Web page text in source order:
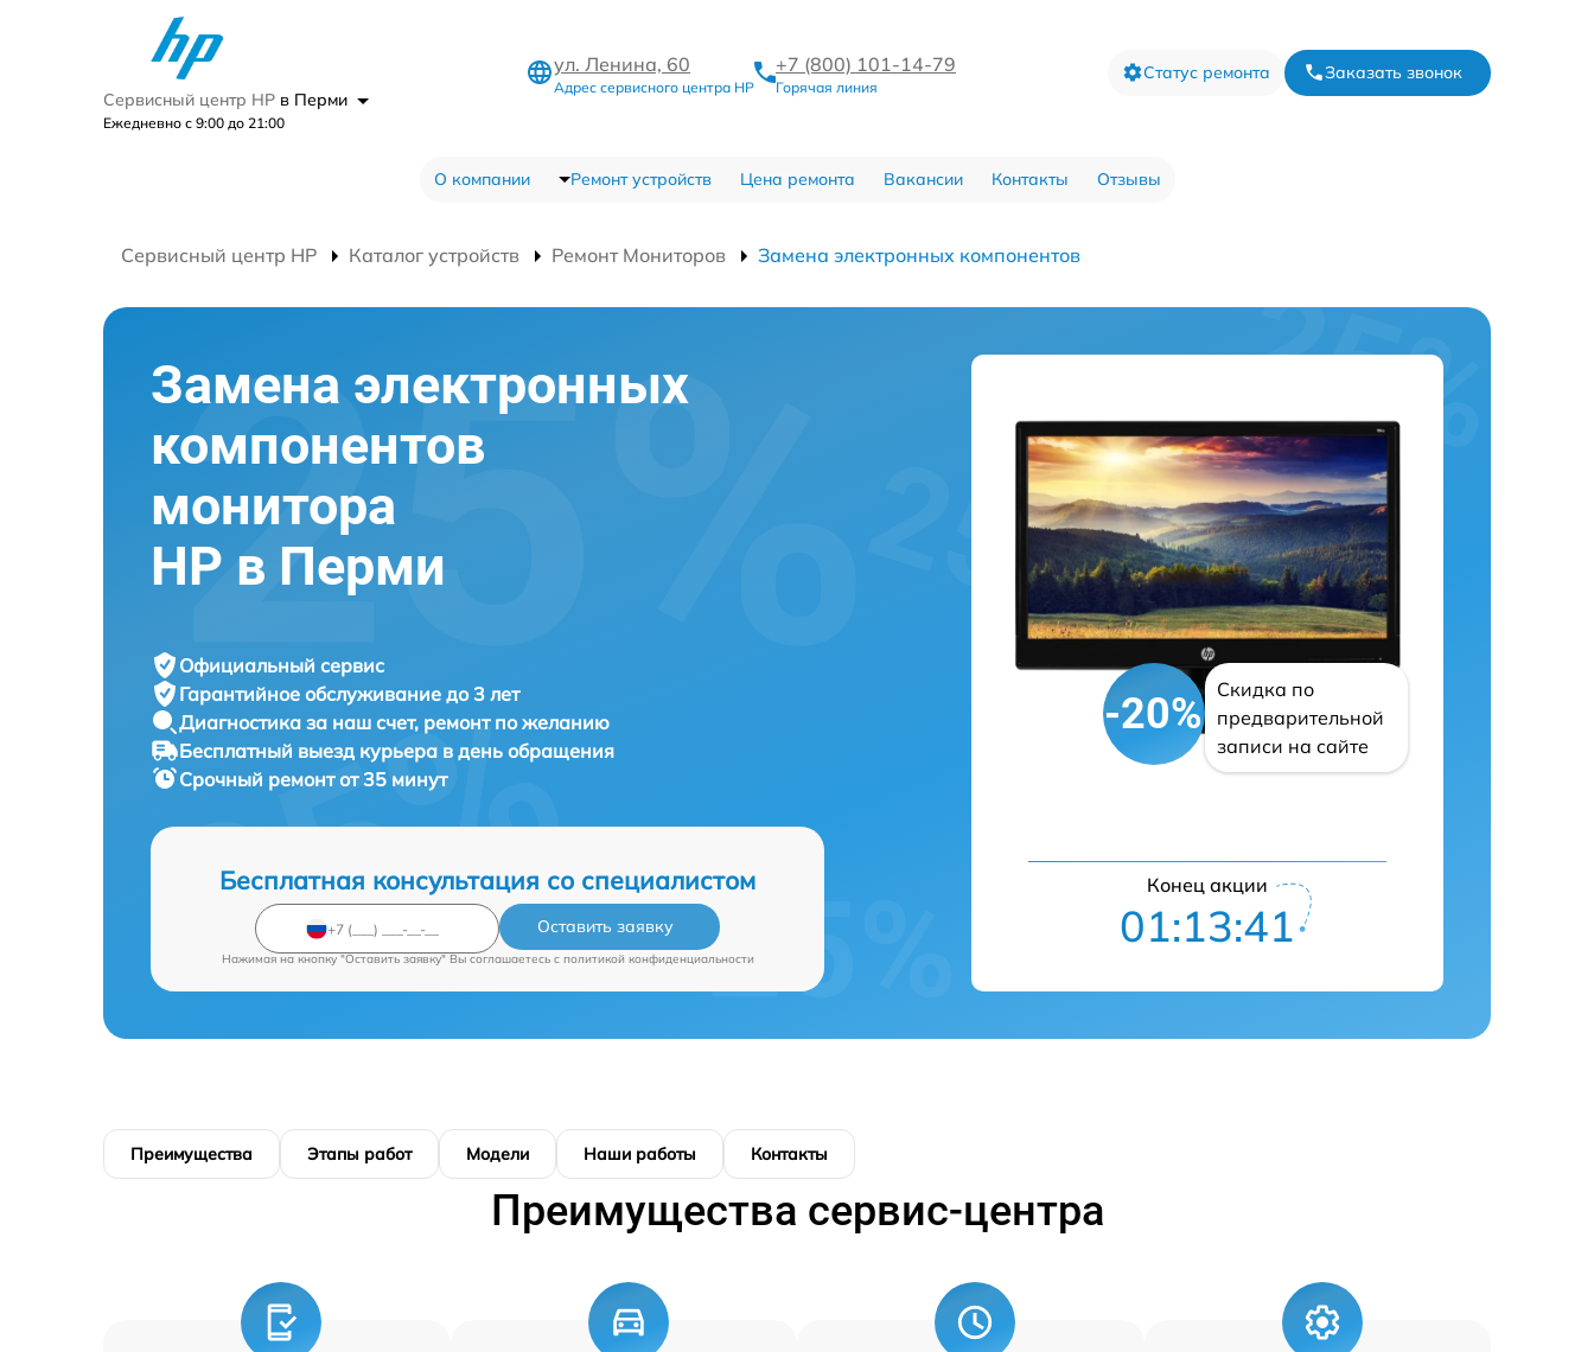
Сервисный центр HP в Перми
Ежедневно с 9:00 до 21:00
ул. Ленина, 60
Адрес сервисного центра HP
+7 (800) 101-14-79
Горячая линия
Статус ремонта Заказать звонок
О компании Ремонт устройств Цена ремонта Вакансии Контакты Отзывы
Сервисный центр HP Каталог устройств Ремонт Мониторов Замена электронных компонентов
Замена электронных
компонентов
монитора
HP в Перми
Официальный сервис
Гарантийное обслуживание до 3 лет
Диагностика за наш счет, ремонт по желанию
Бесплатный выезд курьера в день обращения
Срочный ремонтот 35 минут
Бесплатная консультация со специалистом
Оставить заявку
Нажимая на кнопку "Оставить заявку" Вы соглашаетесь c политикой конфиденциальности
-20%
Скидка по
предварительной
записи на сайте
Конец акции
01:13:40
Преимущества Этапы работ Модели Наши работы Контакты
Преимущества сервис-центра